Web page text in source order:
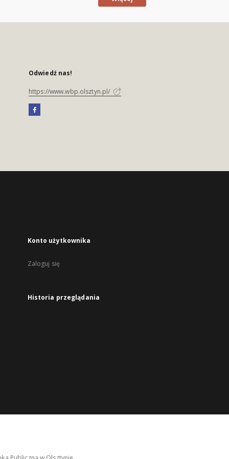
Odwiedź nas!
https://www.wbp.olsztyn.pl/
Konto użytkownika
Zaloguj się
Historia przeglądania